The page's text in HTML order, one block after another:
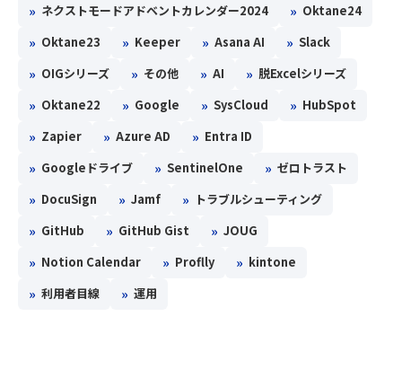
» ネクストモードアドベントカレンダー2024 » Oktane24
» Oktane23 » Keeper » Asana AI » Slack
» OIGシリーズ » その他 » AI » 脱Excelシリーズ
» Oktane22 » Google » SysCloud » HubSpot
» Zapier » Azure AD » Entra ID
» Googleドライブ » SentinelOne » ゼロトラスト
» DocuSign » Jamf » トラブルシューティング
» GitHub » GitHub Gist » JOUG
» Notion Calendar » Proflly » kintone
» 利用者目線 » 運用